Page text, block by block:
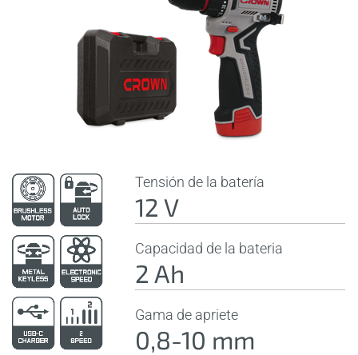
Tensión de la batería
12 V
Capacidad de la bateria
2 Ah
Gama de apriete
0,8-10 mm